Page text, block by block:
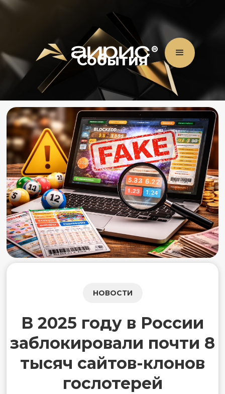
События
НОВОСТИ
В 2025 году в России
заблокировали почти 8
тысяч сайтов-клонов
гослотерей